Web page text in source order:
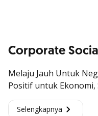
Corporate
Melaju Jauh Untuk
Positif untuk Ekonomi,
Selengkapnya